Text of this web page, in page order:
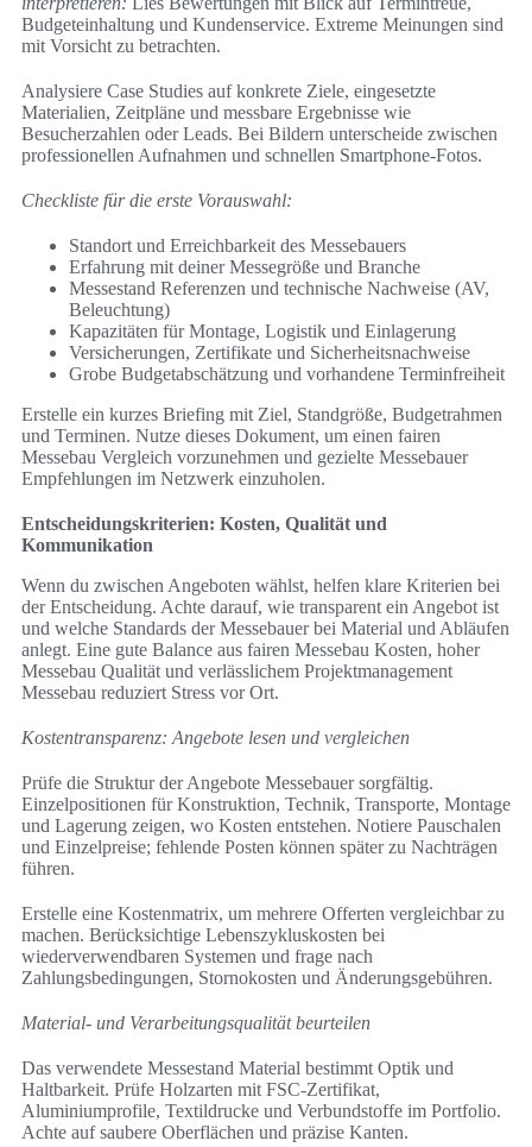
Budgeteinhaltung und Kundenservice. Extreme Meinungen sind
mit Vorsicht zu betrachten.
Analysiere Case Studies auf konkrete Ziele, eingesetzte
Materialien, Zeitpläne und messbare Ergebnisse wie
Besucherzahlen oder Leads. Bei Bildern unterscheide zwischen
professionellen Aufnahmen und schnellen Smartphone-Fotos.
Checkliste für die erste Vorauswahl:
Standort und Erreichbarkeit des Messebauers
Erfahrung mit deiner Messegröße und Branche
Messestand Referenzen und technische Nachweise (AV,
Beleuchtung)
Kapazitäten für Montage, Logistik und Einlagerung
Versicherungen, Zertifikate und Sicherheitsnachweise
Grobe Budgetabschätzung und vorhandene Terminfreiheit
Erstelle ein kurzes Briefing mit Ziel, Standgröße, Budgetrahmen
und Terminen. Nutze dieses Dokument, um einen fairen
Messebau Vergleich vorzunehmen und gezielte Messebauer
Empfehlungen im Netzwerk einzuholen.
Entscheidungskriterien: Kosten, Qualität und
Kommunikation
Wenn du zwischen Angeboten wählst, helfen klare Kriterien bei
der Entscheidung. Achte darauf, wie transparent ein Angebot ist
und welche Standards der Messebauer bei Material und Abläufen
anlegt. Eine gute Balance aus fairen Messebau Kosten, hoher
Messebau Qualität und verlässlichem Projektmanagement
Messebau reduziert Stress vor Ort.
Kostentransparenz: Angebote lesen und vergleichen
Prüfe die Struktur der Angebote Messebauer sorgfältig.
Einzelpositionen für Konstruktion, Technik, Transporte, Montage
und Lagerung zeigen, wo Kosten entstehen. Notiere Pauschalen
und Einzelpreise; fehlende Posten können später zu Nachträgen
führen.
Erstelle eine Kostenmatrix, um mehrere Offerten vergleichbar zu
machen. Berücksichtige Lebenszykluskosten bei
wiederverwendbaren Systemen und frage nach
Zahlungsbedingungen, Stornokosten und Änderungsgebühren.
Material- und Verarbeitungsqualität beurteilen
Das verwendete Messestand Material bestimmt Optik und
Haltbarkeit. Prüfe Holzarten mit FSC-Zertifikat,
Aluminiumprofile, Textildrucke und Verbundstoffe im Portfolio.
Achte auf saubere Oberflächen und präzise Kanten.